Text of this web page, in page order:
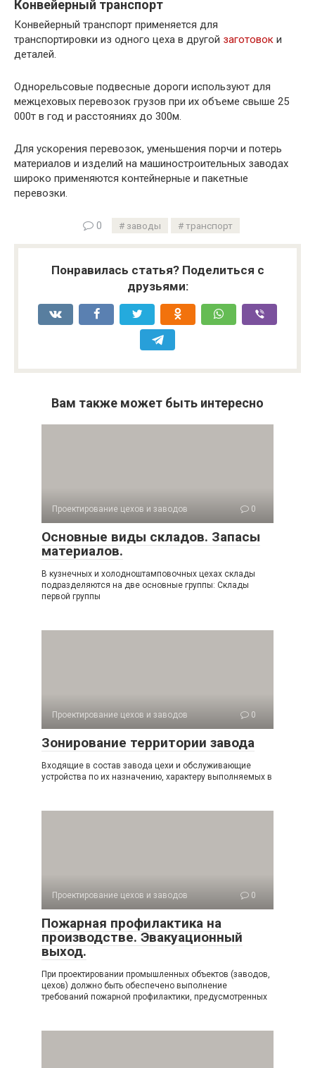
Конвейерный транспорт
Конвейерный транспорт применяется для
транспортировки из одного цеха в другой заготовок и
деталей.
Однорельсовые подвесные дороги используют для
межцеховых перевозок грузов при их объеме свыше 25
000т в год и расстояниях до 300м.
Для ускорения перевозок, уменьшения порчи и потерь
материалов и изделий на машиностроительных заводах
широко применяются контейнерные и пакетные
перевозки.
0 заводы транспорт
Понравилась статья? Поделиться с
друзьями:
Вам также может быть интересно
Проектирование цехов и заводов 0
Основные виды складов. Запасы
материалов.
В кузнечных и холодноштамповочных цехах склады
подразделяются на две основные группы: Склады
первой группы
Проектирование цехов и заводов 0
Зонирование территории завода
Входящие в состав завода цехи и обслуживающие
устройства по их назначению, характеру выполняемых в
Проектирование цехов и заводов 0
Пожарная профилактика на
производстве. Эвакуационный
выход.
При проектировании промышленных объектов (заводов,
цехов) должно быть обеспечено выполнение
требований пожарной профилактики, предусмотренных